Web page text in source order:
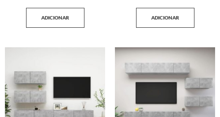
ADICIONAR ADICIONAR